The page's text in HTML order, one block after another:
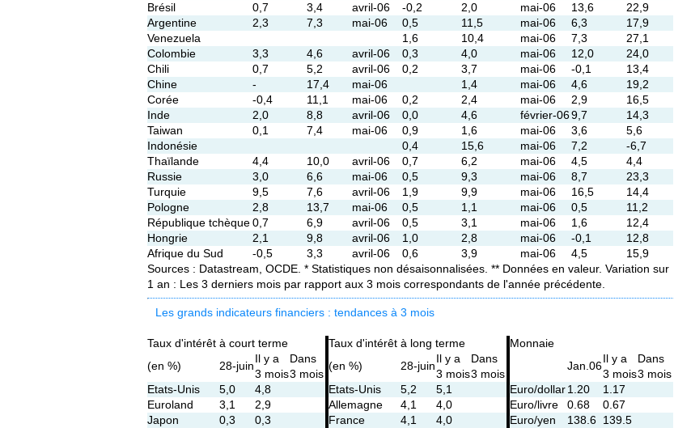
Brésil
0,7 3,4 avril-06 -0,2 2,0 mai-06 13,6
22,9
Argentine
2,3 7,3 mai-06 0,5 11,5 mai-06 6,3
17,9
Venezuela
1,6 10,4 mai-06 7,3
27,1
Colombie
3,3 4,6 avril-06 0,3 4,0 mai-06 12,0
24,0
Chili
0,7 5,2 avril-06 0,2 3,7 mai-06 -0,1
13,4
Chine
- 17,4 mai-06 1,4 mai-06 4,6
19,2
Corée
-0,4 11,1 mai-06 0,2 2,4 mai-06 2,9
16,5
Inde
2,0 8,8 avril-06 0,0 4,6 février-069,7
14,3
Taiwan
0,1 7,4 mai-06 0,9 1,6 mai-06 3,6
5,6
Indonésie
0,4 15,6 mai-06 7,2
-6,7
Thaïlande
4,4 10,0 avril-06 0,7 6,2 mai-06 4,5
4,4
Russie
3,0 6,6 mai-06 0,5 9,3 mai-06 8,7
23,3
Turquie
9,5 7,6 avril-06 1,9 9,9 mai-06 16,5
14,4
Pologne
2,8 13,7 mai-06 0,5 1,1 mai-06 0,5
11,2
République tchèque0,7 6,9 avril-06 0,5 3,1 mai-06 1,6
12,4
Hongrie
2,1 9,8 avril-06 1,0 2,8 mai-06 -0,1
12,8
Afrique du Sud
-0,5 3,3 avril-06 0,6 3,9 mai-06 4,5
15,9
Sources : Datastream, OCDE. * Statistiques non désaisonnalisées. ** Données en valeur. Variation sur
1 an : Les 3 derniers mois par rapport aux 3 mois correspondants de l'année précédente.
Les grands indicateurs financiers : tendances à 3 mois
Taux d'intérêt à court terme Taux d'intérêt à long terme
Monnaie
(en %)
28-juin
Il y a
3 mois
Dans
3 mois
Etats-Unis
5,0
4,8
Euroland
3,1
2,9
Japon
0,3
0,3
(en %) 28-juin
Il y a
3 mois
Dans
3 mois
Etats-Unis
5,2
5,1
Allemagne
4,1
4,0
France
4,1
4,0
Jan.06
Il y a
3 mois
Dans
3 mois
Euro/dollar1.20
1.17
Euro/livre
0.68
0.67
Euro/yen
138.6 139.5